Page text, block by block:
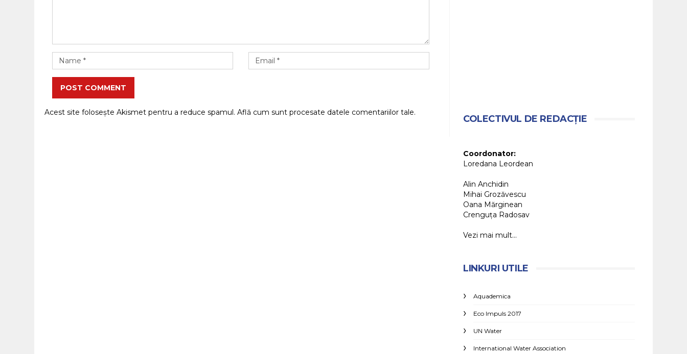
POST COMMENT
Acest site folosește Akismet pentru a reduce spamul. Află cum sunt procesate datele comentariilor tale.
COLECTIVUL DE REDACȚIE
Coordonator:
Loredana Leordean
Alin Anchidin
Mihai Grozăvescu
Oana Mărginean
Crenguța Radosav
Vezi mai mult...
LINKURI UTILE
Aquademica
Eco Impuls 2017
UN Water
International Water Association